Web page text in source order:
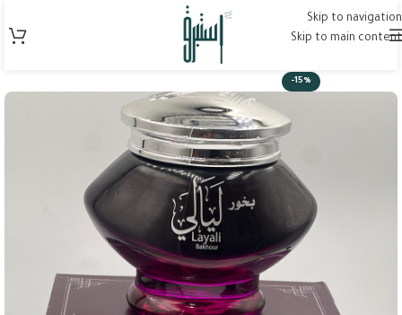
Skip to navigation
Skip to main content
-15%